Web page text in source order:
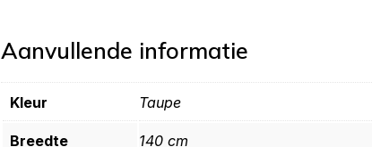
Aanvullende informatie
Kleur Taupe
Breedte 140 cm